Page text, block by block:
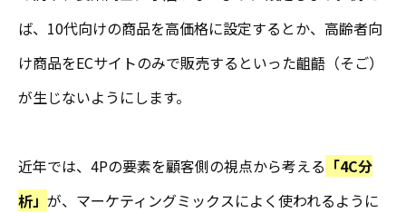
ば、10代向けの商品を高価格に設定するとか、高齢者向
け商品をECサイトのみで販売するといった齟齬（そご）
が生じないようにします。
近年では、4Pの要素を顧客側の視点から考える 「4C分
析」 が、マーケティングミックスによく使われるように